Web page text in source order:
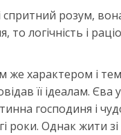
розум,
то логічність і
характером і
її ідеалам. Єва
господиня і
роки. Однак жити